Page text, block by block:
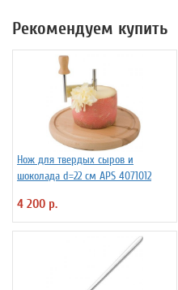
Рекомендуем купить
Нож для твердых сыров и
шоколада d=22 см APS 4071012
4 200 р.